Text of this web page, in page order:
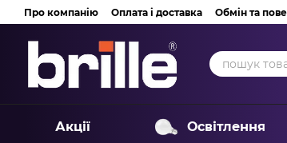
Перейти до основного контенту
Про компанію Оплата і доставка Обмін та
Акції Освітлення